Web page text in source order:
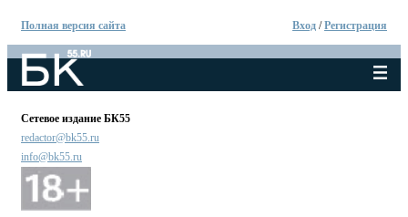
Полная версия сайта Вход /Регистрация
Сетевое издание БК55
redactor@bk55.ru
info@bk55.ru